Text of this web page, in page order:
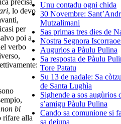
, lo devo
per
poi a
verbo
non bi
rifare alla
Unu contadu ogni chida
30 Novembre:
Mutzalimani
Sas primas tres dies de
Nostra Segnora
Augurios a Pàulu Pulina
Sa resposta de Pàulu
Tore Patatu
Su 13 de nadale: Sa
de Santa Lughìa
Sighende a sos augùrios
s’amigu Pàulu Pulina
Cando sa comunione si
sa dejuna